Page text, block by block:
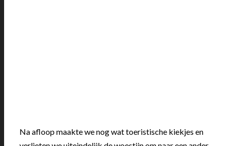
Na afloop maakte we nog wat toeristische kiekjes en